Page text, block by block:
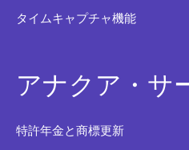
タイムキャプチャ機能
アナクア・サ
特許年金と商標更新